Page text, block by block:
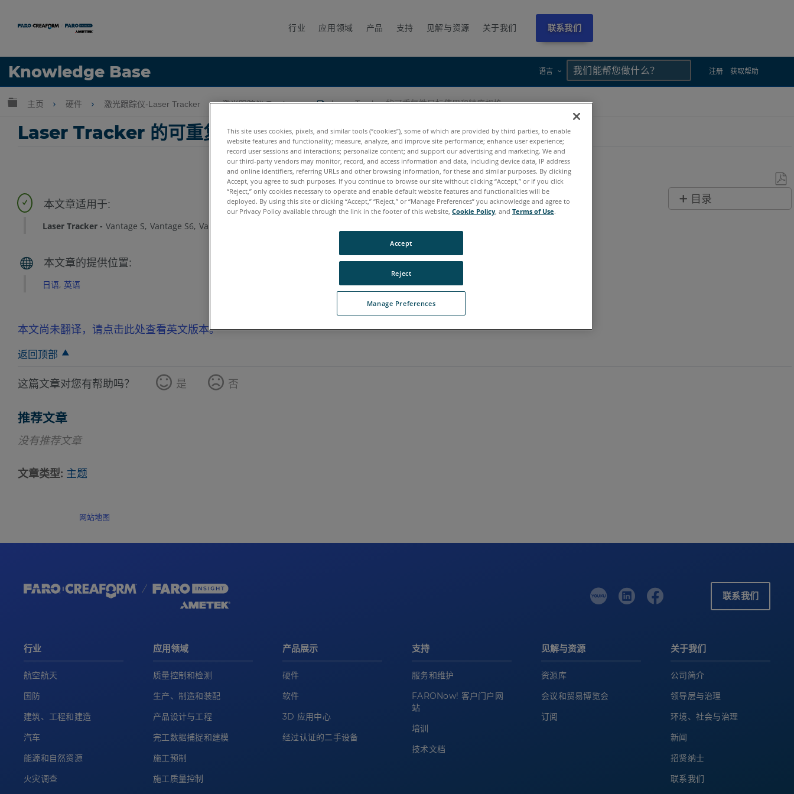
行业 应用领域 产品 支持 见解与资源 关于我们 联系我们
Knowledge Base 语言 注册 获取帮助
语言
扩展/隐缩全局层次
主页 硬件 激光跟踪仪-Laser Tracker 激光跟踪仪-Tracker Laser Tracker 的可重复性目标使用和精度规格
Laser Tracker 的可重复性目标使用和精度规格
存
目录
Laser Tracker Vantage S Vantage S6 Vantage E
日语 英语
本文尚未翻译，请点击此处查看英文版本。
返回顶部
这篇文章对您有帮助吗？ 是 否
推荐文章
没有推荐文章
文章类型 主题
网站地图
联系我们
行业
航空航天
国防
建筑、工程和建造
汽车
能源和自然资源
火灾调查
应用领域
质量控制和检测
生产、制造和装配
产品设计与工程
完工数据捕捉和建模
施工预制
施工质量控制
产品展示
硬件
软件
3D 应用中心
经过认证的二手设备
支持
服务和维护
FARONow! 客户门户网
站
培训
技术文档
见解与资源
资源库
会议和贸易博览会
订阅
关于我们
公司简介
领导层与治理
环境、社会与治理
新闻
招贤纳士
联系我们
This site uses cookies, pixels, and similar tools (“cookies”), some of which are provided by third parties, to enable
website features and functionality; measure, analyze, and improve site performance; enhance user experience;
record user sessions and interactions; personalize content; and support our advertising and marketing. We and
our third-party vendors may monitor, record, and access information and data, including device data, IP address
and online identifiers, referring URLs and other browsing information, for these and similar purposes. By clicking
Accept, you agree to such purposes. If you continue to browse our site without clicking “Accept,” or if you click
“Reject,” only cookies necessary to operate and enable default website features and functionalities will be
deployed. By using this site or clicking “Accept,” “Reject,” or “Manage Preferences” you acknowledge and agree to
our Privacy Policy available through the link in the footer of this website, Cookie Policy, and Terms of Use.
Manage Preferences
Reject
Accept